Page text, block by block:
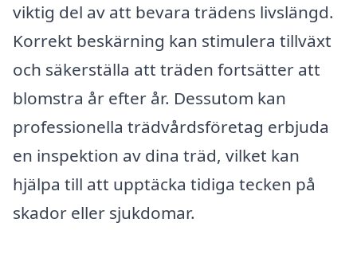
viktig del av att bevara trädens livslängd.
Korrekt beskärning kan stimulera tillväxt
och säkerställa att träden fortsätter att
blomstra år efter år. Dessutom kan
professionella trädvårdsföretag erbjuda
en inspektion av dina träd, vilket kan
hjälpa till att upptäcka tidiga tecken på
skador eller sjukdomar.